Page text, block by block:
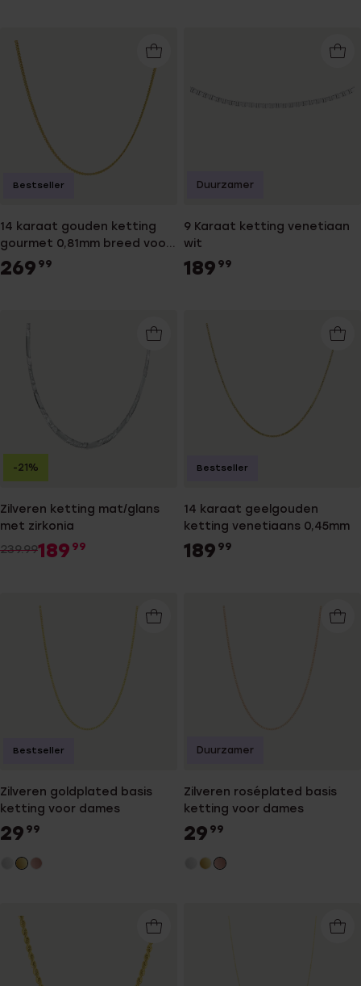
14 karaat gouden ketting
gourmet 0,81mm breed voor
dames
269 99
Bestseller
9 Karaat ketting venetiaan
wit
189 99
Duurzamer
Zilveren ketting mat/glans
met zirkonia
239.99189 99
-21%
14 karaat geelgouden
ketting venetiaans 0,45mm
189 99
Bestseller
Zilveren goldplated basis
ketting voor dames
29 99
Bestseller
Zilveren roséplated basis
ketting voor dames
29 99
Duurzamer